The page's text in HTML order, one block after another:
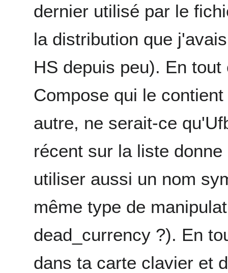
dernier utilisé par le
la distribution que
HS depuis peu). En
Compose qui le
autre, ne serait-ce
récent sur la liste
utiliser aussi un nom
même type de
dead_currency ?). En
dans ta carte clavier et